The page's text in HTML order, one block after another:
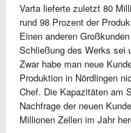
Varta lieferte zuletzt 80
rund 98 Prozent der
Einen anderen
Schließung des Werks sei
Zwar habe man neue
Produktion in Nördlingen
Chef. Die Kapazitäten am
Nachfrage der neuen
Millionen Zellen im Jahr